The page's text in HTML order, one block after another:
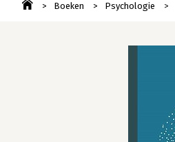
Boeken Psychologie